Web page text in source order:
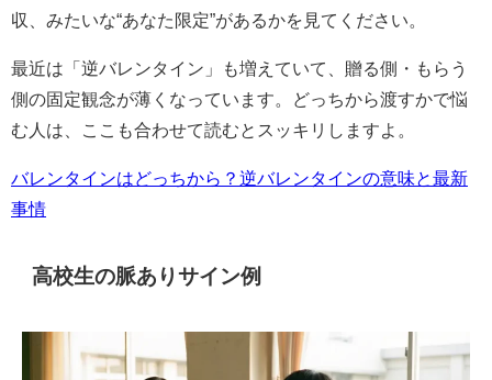
収、みたいな“あなた限定”があるかを見てください。
最近は「逆バレンタイン」も増えていて、贈る側・もらう
側の固定観念が薄くなっています。どっちから渡すかで悩
む人は、ここも合わせて読むとスッキリしますよ。
バレンタインはどっちから？逆バレンタインの意味と最新
事情
高校生の脈ありサイン例